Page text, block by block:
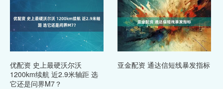
优配资 史上最硬沃尔沃
1200km续航 近2.9米轴距 选
它还是问界M7？
亚金配资 通达信短线暴发指标